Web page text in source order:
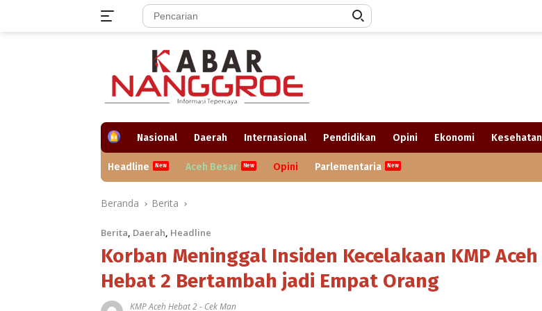
H
e
Nasional Daerah Internasional Pendidikan Opini Ekonomi Kesehatan
Headline Aceh Besar Opini Parlementaria
Beranda Berita
Berita, Daerah, Headline
Korban Meninggal Insiden Kecelakaan KMP Aceh
Hebat 2 Bertambah jadi Empat Orang
KMP Aceh Hebat 2- Cek Man